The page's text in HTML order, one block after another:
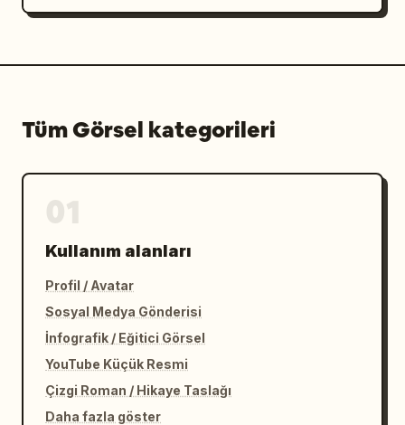
Tüm Görsel kategorileri
Kullanım alanları
Profil / Avatar
Sosyal Medya Gönderisi
İnfografik / Eğitici Görsel
YouTube Küçük Resmi
Çizgi Roman / Hikaye Taslağı
Daha fazla göster